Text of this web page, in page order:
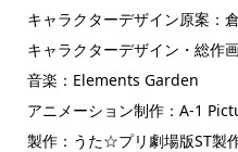
キャラクターデザイン原案：
キャラクターデザイン・総作
音楽：Elements Garden
アニメーション制作：A-1
製作：うた☆プリ劇場版ST製